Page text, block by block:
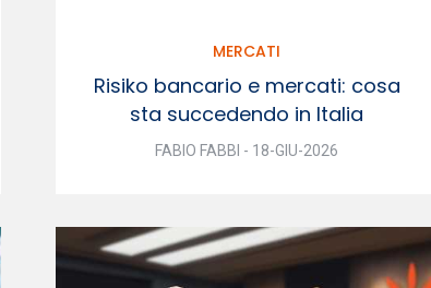
MERCATI
Risiko bancario e mercati: cosa
sta succedendo in Italia
FABIO FABBI - 18-GIU-2026